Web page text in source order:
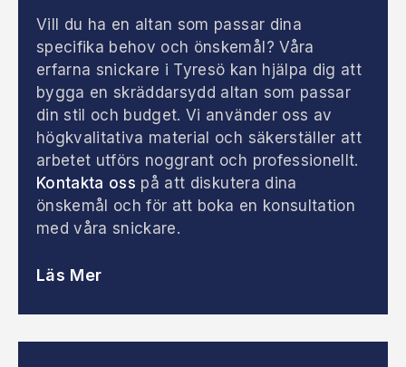
Vill du ha en altan som passar dina
specifika behov och önskemål? Våra
erfarna snickare i Tyresö kan hjälpa dig att
bygga en skräddarsydd altan som passar
din stil och budget. Vi använder oss av
högkvalitativa material och säkerställer att
arbetet utförs noggrant och professionellt.
Kontakta oss på att diskutera dina
önskemål och för att boka en konsultation
med våra snickare.
Läs Mer